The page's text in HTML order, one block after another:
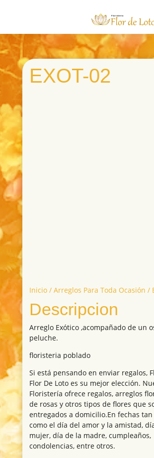
EXOT-02
Inicio/ Arreglos Para Toda Ocasión /
Descripcion
Arreglo Exótico ,acompañado de un
peluche.
floristeria poblado
Si está pensando en enviar regalos,
Flor De Loto es su mejor elección.
Floristería ofrece regalos, arreglos
de rosas y otros tipos de flores que
entregados a domicilio.En fechas tan
como el día del amor y la amistad,
mujer, día de la madre, cumpleaños,
condolencias, entre otros.